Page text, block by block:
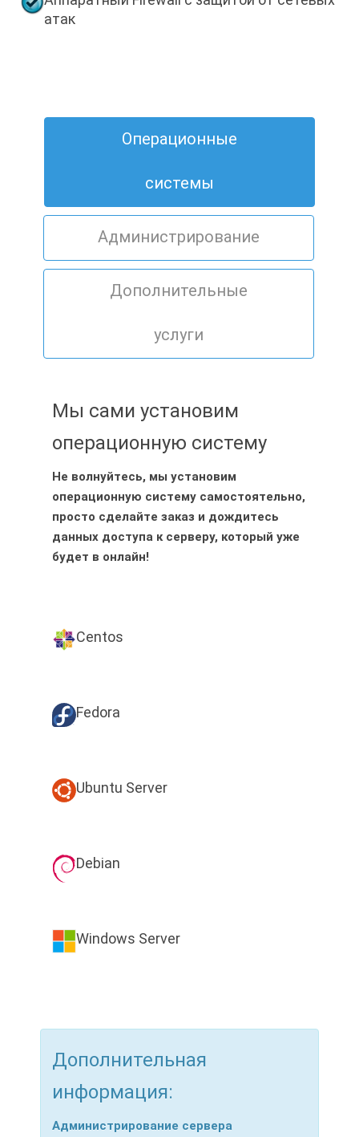
атак
Операционные
системы
Администрирование
Дополнительные
услуги
Мы сами установим
операционную систему
Не волнуйтесь, мы установим
операционную систему самостоятельно,
просто сделайте заказ и дождитесь
данных доступа к серверу, который уже
будет в онлайн!
Centos
Fedora
Ubuntu Server
Debian
Windows Server
Дополнительная
информация:
Администрирование сервера